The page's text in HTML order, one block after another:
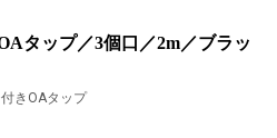
タップ／3個口／2m／ブラッ
きOAタップ